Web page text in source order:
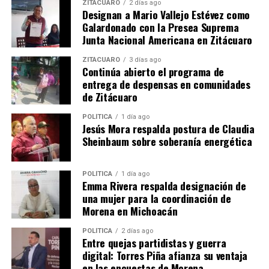
Comparte con:
Me gusta esto:
ZITÁCUARO 2 días ago
Designan a Mario Vallejo Estévez como
Galardonado con la Presea Suprema
Junta Nacional Americana en Zitácuaro
ZITÁCUARO 3 días ago
Continúa abierto el programa de
entrega de despensas en comunidades
de Zitácuaro
POLÍTICA 1 día ago
Jesús Mora respalda postura de Claudia
Sheinbaum sobre soberanía energética
POLÍTICA 1 día ago
Emma Rivera respalda designación de
una mujer para la coordinación de
Morena en Michoacán
POLÍTICA 2 días ago
Entre quejas partidistas y guerra
digital: Torres Piña afianza su ventaja